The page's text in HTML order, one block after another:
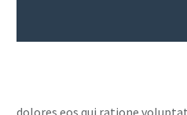
dolores eos qui ratione